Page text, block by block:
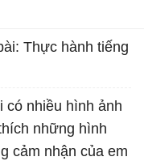
Thực hành tiếng
có nhiều hình ảnh
những hình
cảm nhận của em